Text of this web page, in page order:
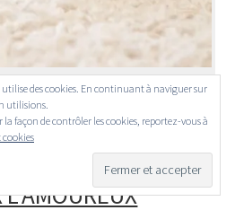
Narval; 39,95 €
hiver grâce à cespantoufles
des cookies. En continuant à naviguer sur
utilisions.
façon de contrôler les cookies, reportez-vous à